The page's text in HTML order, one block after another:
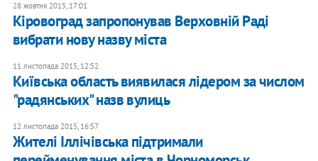
28 жовтня 2015, 17:01
Кіровоград запропонував Верховній Раді
вибрати нову назву міста
11 листопада 2015, 12:52
Київська область виявилася лідером за числом
"радянських" назв вулиць
12 листопада 2015, 16:57
Жителі Іллічівська підтримали